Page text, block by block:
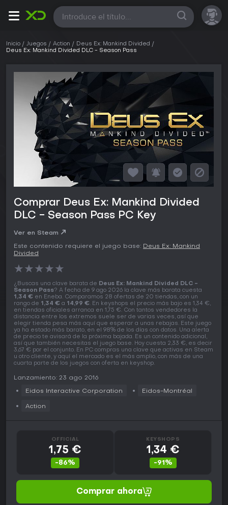
Todas
Inicio Juegos Action
Deus Ex: Mankind Divided
Deus Ex: Mankind Divided DLC - Season Pass
Comprar Deus Ex: Mankind Divided
DLC - Season Pass PC Key
Ver en Steam
Este contenido requiere el juego base: Deus Ex: Mankind
Divided
★★★★★
¿Buscas una clave barata de Deus Ex: Mankind Divided DLC -
Season Pass? A fecha de 9 ago 2026 la clave más barata cuesta
1,34 € en Eneba. Comparamos 28 ofertas de 20 tiendas, con un
rango de 1,34 € a 14,99 €. En keyshops el precio más bajo es 1,34 €,
en tiendas oficiales arranca en 1,75 €. Con tantos vendedores la
distancia entre los extremos suele ser de varias veces, así que
elegir tienda pesa más aquí que esperar a unas rebajas. Este juego
ya ha estado más barato, en el 98% de los días con datos. Una alerta
de precio te avisará de la próxima bajada. Es un contenido adicional,
así que también necesitas el juego base. Hoy cuesta 2,33 €, es decir
3,67 € por el conjunto. En PC compras una clave que activas en Steam
u otro cliente, y aquí el mercado es el más amplio, con más de una
cuarta parte de los juegos con oferta en keyshop.
Lanzamiento: 23 ago 2016
Eidos Interactive Corporation Eidos-Montréal
Action
OFFICIAL
1,75 €
-86%
KEYSHOPS
1,34 €
-91%
Comprar ahora